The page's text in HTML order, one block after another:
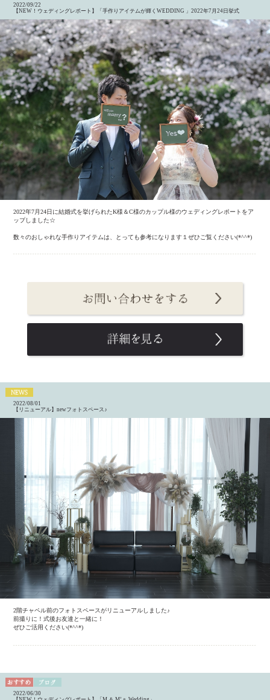
2022/09/22
【NEW！ウェディングレポート】「手作りアイテムが輝くWEDDING 」2022年7月24日挙式
2022年7月24日に結婚式を挙げられたK様＆C様のカップル様のウェディングレポートをア
ップしました☆
数々のおしゃれな手作りアイテムは、とっても参考になります１ぜひご覧ください(*^^*)
2022/08/01
【リニューアル】newフォトスペース♪
2階チャペル前のフォトスペースがリニューアルしました♪
前撮りに！式後お友達と一緒に！
ぜひご活用ください(*^^*)
2022/06/30